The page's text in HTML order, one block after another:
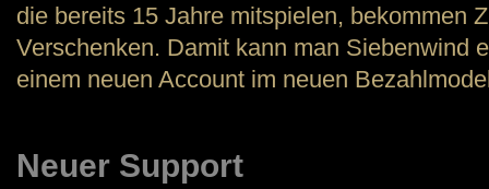
die bereits 15 Jahre mitspielen, bekommen
Verschenken. Damit kann man Siebenwind
einem neuen Account im neuen
Neuer Support